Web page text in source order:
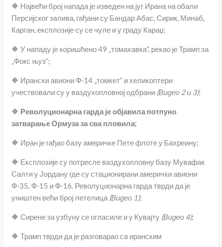
🔶 Највећи број напада је изведен на југ Ирана на обали
Персијског залива, гађани су Бандар Абас, Сирик, Минаб,
Карган, експлозије су се чуле и у граду Караџ;
🔶 У нападу је коришћено 49 „томахавка“, рекао је Трамп за
„Фокс њуз“;
🔶 Ирански авиони Ф-14 „томкет“ и хеликоптери
учествовали су у ваздухопловној одбрани (Видео 2 и 3);
🔶 Револуционарна гарда је објавила потпуно
затварање Ормуза за сва пловила;
🔶 Иран је гађао базу америчке Пете флоте у Бахреину;
🔶 Експлозије су потресле ваздухопловну базу Мувафак
Салти у Јордану где су стационирани амерички авиони
Ф-35, Ф-15 и Ф-16. Револуционарна гарда тврди да је
уништен већи број летелица (Видео 1);
🔶 Сирене за узбуну се огласиле и у Кувајту (Видео 4);
🔶 Трамп тврди да је разговарао са иранским